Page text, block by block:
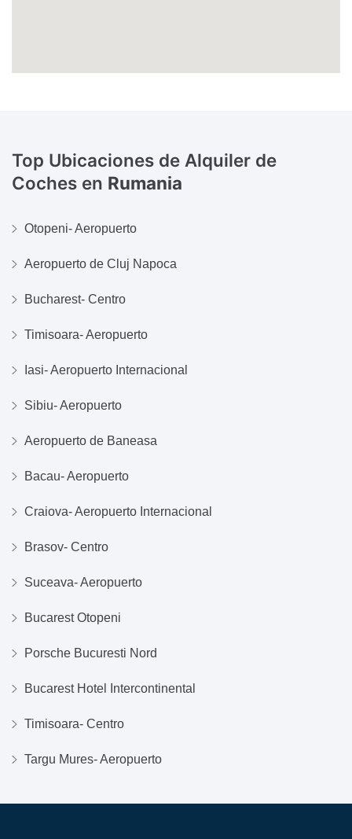
Top Ubicaciones de Alquiler de
Coches en Rumania
Otopeni- Aeropuerto
Aeropuerto de Cluj Napoca
Bucharest- Centro
Timisoara- Aeropuerto
Iasi- Aeropuerto Internacional
Sibiu- Aeropuerto
Aeropuerto de Baneasa
Bacau- Aeropuerto
Craiova- Aeropuerto Internacional
Brasov- Centro
Suceava- Aeropuerto
Bucarest Otopeni
Porsche Bucuresti Nord
Bucarest Hotel Intercontinental
Timisoara- Centro
Targu Mures- Aeropuerto